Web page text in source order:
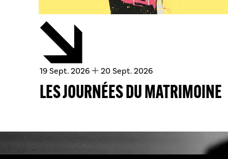
LES JOURNÉES DU MATRIMOINE
du
19 septembre
Sept. 2026 au
20 septembre
Sept. 2026